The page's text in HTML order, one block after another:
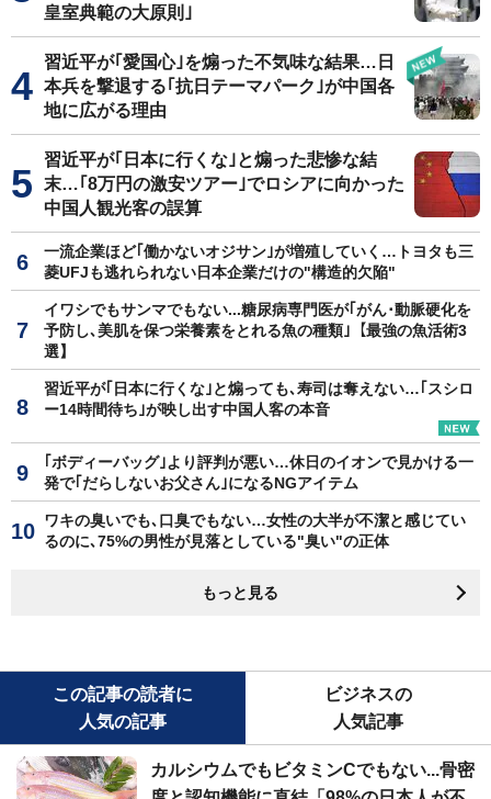
皇室典範の大原則｣
習近平が｢愛国心｣を煽った不気味な結果…日
本兵を撃退する｢抗日テーマパーク｣が中国各
地に広がる理由
習近平が｢日本に行くな｣と煽った悲惨な結
末…｢8万円の激安ツアー｣でロシアに向かった
中国人観光客の誤算
一流企業ほど｢働かないオジサン｣が増殖していく…トヨタも三
菱UFJも逃れられない日本企業だけの"構造的欠陥"
イワシでもサンマでもない...糖尿病専門医が｢がん･動脈硬化を
予防し､美肌を保つ栄養素をとれる魚の種類｣【最強の魚活術3
選】
習近平が｢日本に行くな｣と煽っても､寿司は奪えない…｢スシロ
ー14時間待ち｣が映し出す中国人客の本音
｢ボディーバッグ｣より評判が悪い…休日のイオンで見かける一
発で｢だらしないお父さん｣になるNGアイテム
ワキの臭いでも､口臭でもない…女性の大半が不潔と感じてい
るのに､75%の男性が見落としている"臭い"の正体
もっと見る
この記事の読者に
人気の記事
ビジネスの
人気記事
カルシウムでもビタミンCでもない...骨密